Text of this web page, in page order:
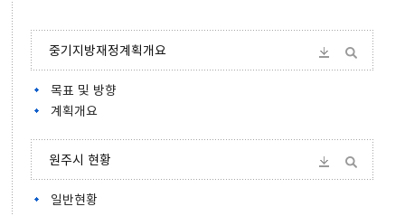
중기지방재정계획개요
목표 및 방향
계획개요
원주시 현황
일반현황